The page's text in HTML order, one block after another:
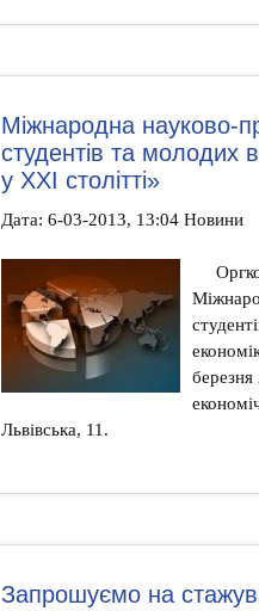
Міжнародна науково-
студентів та молодих
у ХХІ столітті»
Дата: 6-03-2013, 13:04 Новини
Львівська, 11.
Запрошуємо на